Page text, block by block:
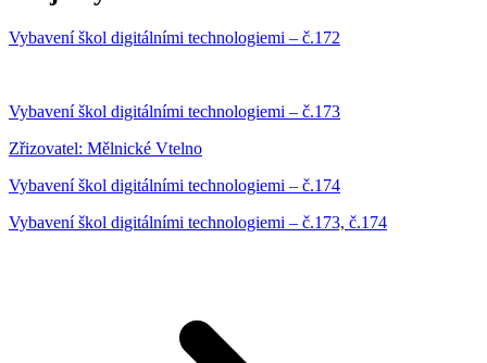
Vybavení škol digitálními technologiemi – č.172
Vybavení škol digitálními technologiemi – č.173
Zřizovatel: Mělnické Vtelno
Vybavení škol digitálními technologiemi – č.174
Vybavení škol digitálními technologiemi – č.173, č.174